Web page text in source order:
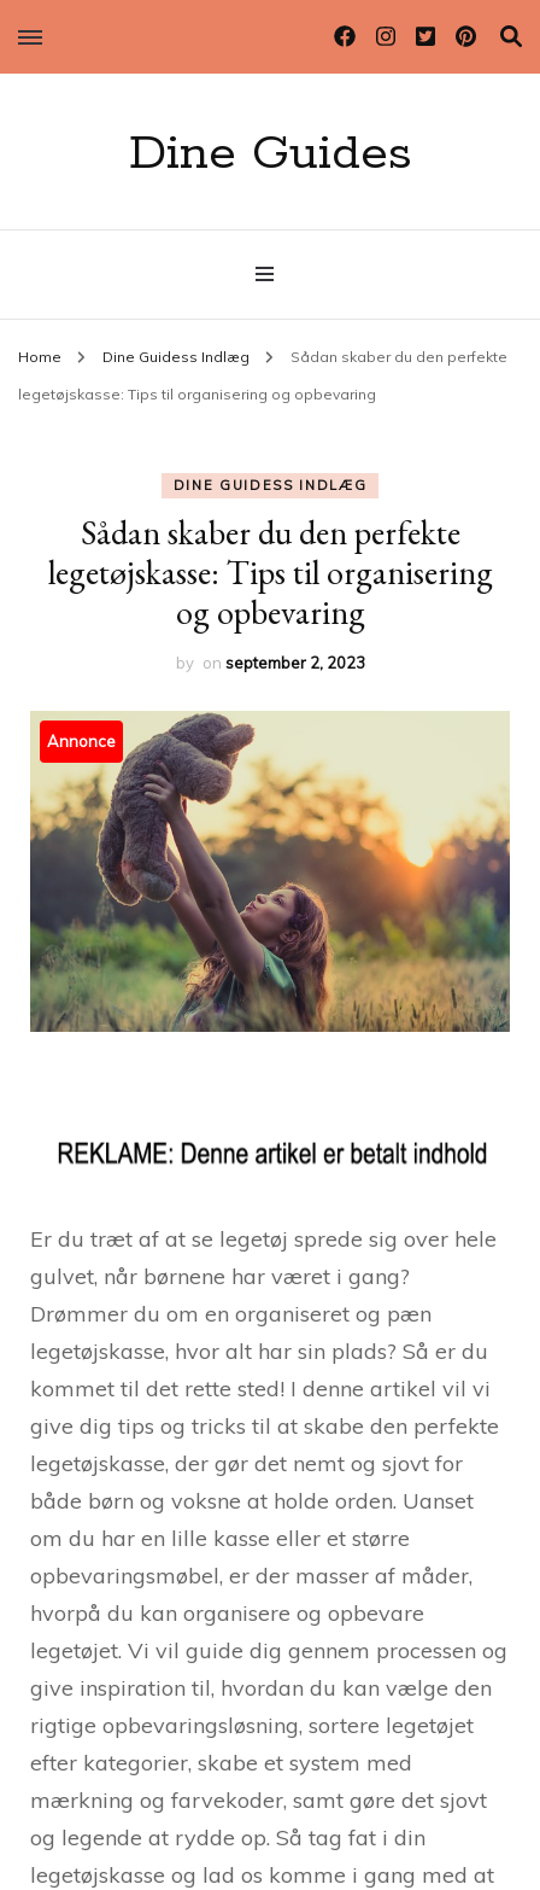
Dine Guides
Home Dine Guidess Indlæg Sådan skaber du den perfekte
legetøjskasse: Tips til organisering og opbevaring
DINE GUIDESS INDLÆG
Sådan skaber du den perfekte
legetøjskasse: Tips til organisering
og opbevaring
by on september 2, 2023
Annonce
Er du træt af at se legetøj sprede sig over hele
gulvet, når børnene har været i gang?
Drømmer du om en organiseret og pæn
legetøjskasse, hvor alt har sin plads? Så er du
kommet til det rette sted! I denne artikel vil vi
give dig tips og tricks til at skabe den perfekte
legetøjskasse, der gør det nemt og sjovt for
både børn og voksne at holde orden. Uanset
om du har en lille kasse eller et større
opbevaringsmøbel, er der masser af måder,
hvorpå du kan organisere og opbevare
legetøjet. Vi vil guide dig gennem processen og
give inspiration til, hvordan du kan vælge den
rigtige opbevaringsløsning, sortere legetøjet
efter kategorier, skabe et system med
mærkning og farvekoder, samt gøre det sjovt
og legende at rydde op. Så tag fat i din
legetøjskasse og lad os komme i gang med at